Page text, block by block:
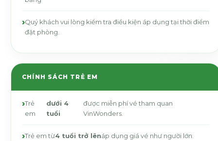
Quý khách vui lòng kiểm tra điều kiện áp dụng tại thời điểm
đặt phòng.
CHÍNH SÁCH TRẺ EM
Trẻ
em
dưới 4
tuổi
được miễn phí vé tham quan
VinWonders.
Trẻ em từ4 tuổi trở lênáp dụng giá vé như người lớn.